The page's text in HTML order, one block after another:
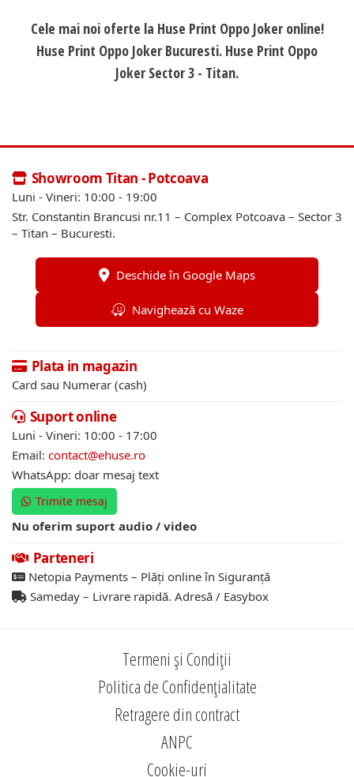
Cele mai noi oferte la Huse Print Oppo Joker online!
Huse Print Oppo Joker Bucuresti. Huse Print Oppo
Joker Sector 3 - Titan.
Showroom Titan - Potcoava
Luni - Vineri: 10:00 - 19:00
Str. Constantin Brancusi nr.11 – Complex Potcoava – Sector 3
– Titan – Bucuresti.
Deschide în Google Maps
Navighează cu Waze
Plata in magazin
Card sau Numerar (cash)
Suport online
Luni - Vineri: 10:00 - 17:00
Email: contact@ehuse.ro
WhatsApp: doar mesaj text
Trimite mesaj
Nu oferim suport audio / video
Parteneri
Netopia Payments – Plăți online în Siguranță
Sameday – Livrare rapidă. Adresă / Easybox
Termeni și Condiții
Politica de Confidențialitate
Retragere din contract
ANPC
Cookie-uri